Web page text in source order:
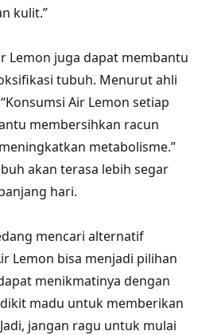
kulit.”
Lemon juga dapat membantu
tubuh. Menurut ahli
Air Lemon setiap
membersihkan racun
metabolisme.”
akan terasa lebih segar
hari.
mencari alternatif
Lemon bisa menjadi pilihan
menikmatinya dengan
madu untuk memberikan
jangan ragu untuk mulai